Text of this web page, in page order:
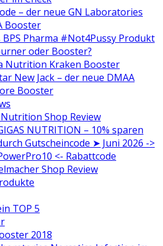
– der neue GN Laboratories
Booster
BPS Pharma #Not4Pussy Produkt
oder Booster?
Nutrition Kraken Booster
New Jack – der neue DMAA
Booster
Shop Review
NUTRITION – 10% sparen
Gutscheincode ➤ Juni 2026 ->
<- Rabattcode
Shop Review
TOP 5
2018